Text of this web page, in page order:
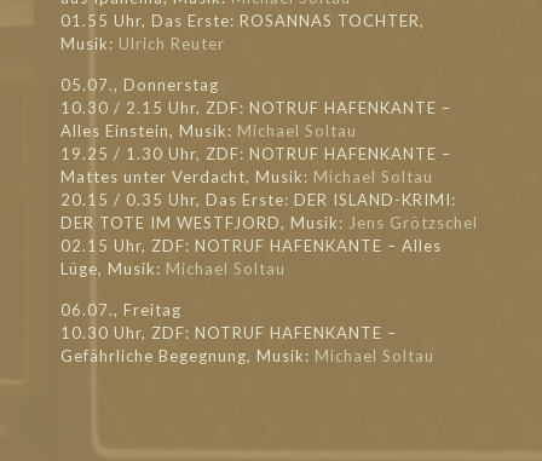
01.55 Uhr, Das Erste: ROSANNAS TOCHTER,
Musik: Ulrich Reuter
05.07., Donnerstag
10.30 / 2.15 Uhr, ZDF: NOTRUF HAFENKANTE –
Alles Einstein, Musik: Michael Soltau
19.25 / 1.30 Uhr, ZDF: NOTRUF HAFENKANTE –
Mattes unter Verdacht, Musik: Michael Soltau
20.15 / 0.35 Uhr, Das Erste: DER ISLAND-KRIMI:
DER TOTE IM WESTFJORD, Musik: Jens Grötzschel
02.15 Uhr, ZDF: NOTRUF HAFENKANTE – Alles
Lüge, Musik: Michael Soltau
06.07., Freitag
10.30 Uhr, ZDF: NOTRUF HAFENKANTE –
Gefährliche Begegnung, Musik: Michael Soltau